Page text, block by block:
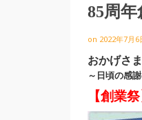
85周
on 2022年7月6
おかげさ
～日頃の感
【創業祭